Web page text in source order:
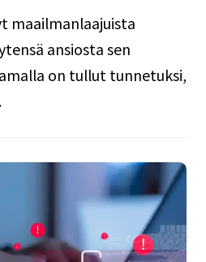
maailmanlaajuista
ansiosta sen
on tullut tunnetuksi,